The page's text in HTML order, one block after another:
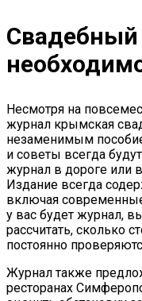
Свадебный
Несмотря на
журнал крымская
незаменимым
и советы всегда
журнал в дороге или
Издание всегда
включая
у вас будет журнал,
рассчитать, сколько
постоянно
Журнал также
ресторанах